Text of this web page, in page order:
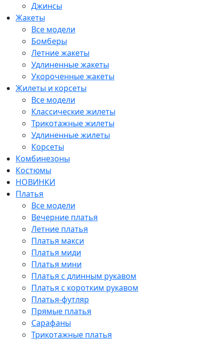
Джинсы
Жакеты
Все модели
Бомберы
Летние жакеты
Удлиненные жакеты
Укороченные жакеты
Жилеты и корсеты
Все модели
Классические жилеты
Трикотажные жилеты
Удлиненные жилеты
Корсеты
Комбинезоны
Костюмы
НОВИНКИ
Платья
Все модели
Вечерние платья
Летние платья
Платья макси
Платья миди
Платья мини
Платья с длинным рукавом
Платья с коротким рукавом
Платья-футляр
Прямые платья
Сарафаны
Трикотажные платья